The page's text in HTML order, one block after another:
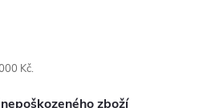
Kč.
zboží